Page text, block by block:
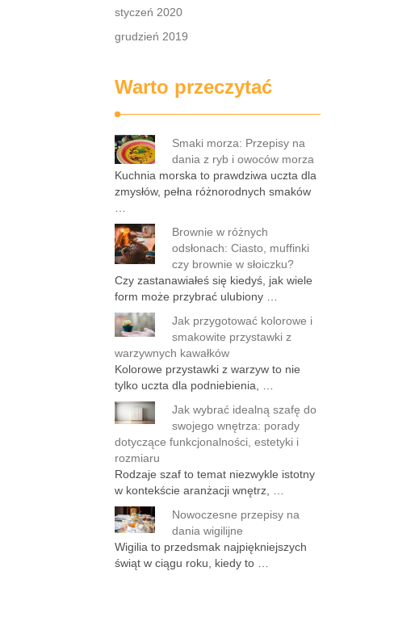
styczeń 2020
grudzień 2019
Warto przeczytać
Smaki morza: Przepisy na
dania z ryb i owoców morza
Kuchnia morska to prawdziwa uczta dla
zmysłów, pełna różnorodnych smaków
Brownie w różnych
odsłonach: Ciasto, muffinki
czy brownie w słoiczku?
Czy zastanawiałeś się kiedyś, jak wiele
form może przybrać ulubiony …
Jak przygotować kolorowe i
smakowite przystawki z
warzywnych kawałków
Kolorowe przystawki z warzyw to nie
tylko uczta dla podniebienia, …
Jak wybrać idealną szafę do
swojego wnętrza: porady
dotyczące funkcjonalności, estetyki i
rozmiaru
Rodzaje szaf to temat niezwykle istotny
w kontekście aranżacji wnętrz, …
Nowoczesne przepisy na
dania wigilijne
Wigilia to przedsmak najpiękniejszych
świąt w ciągu roku, kiedy to …